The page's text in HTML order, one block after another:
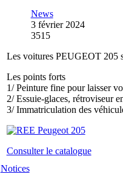
News
3 février 2024
3515
Les voitures PEUGEOT 205
Les points forts
1/ Peinture fine pour laisser
2/ Essuie-glaces, rétroviseur
3/ Immatriculation des
Consulter le catalogue
Notices